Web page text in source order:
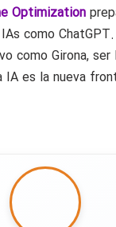
Optimization
como
como Girona,
IA es la nueva